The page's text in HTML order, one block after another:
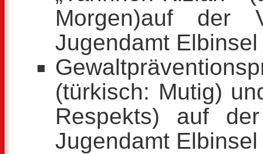
Morgen)auf der
Jugendamt
(türkisch: Mutig)
Respekts) auf
Jugendamt